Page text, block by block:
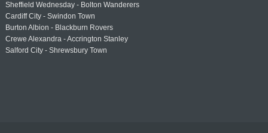
Sheffield Wednesday - Bolton Wanderers
Cardiff City - Swindon Town
Burton Albion - Blackburn Rovers
Crewe Alexandra - Accrington Stanley
Salford City - Shrewsbury Town